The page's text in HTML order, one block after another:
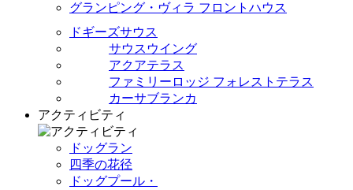
グランピング・ヴィラ フロントハウス
ドギーズサウス
サウスウイング
アクアテラス
ファミリーロッジ フォレストテラス
カーサブランカ
アクティビティ
ドッグラン
四季の花径
ドッグプール・